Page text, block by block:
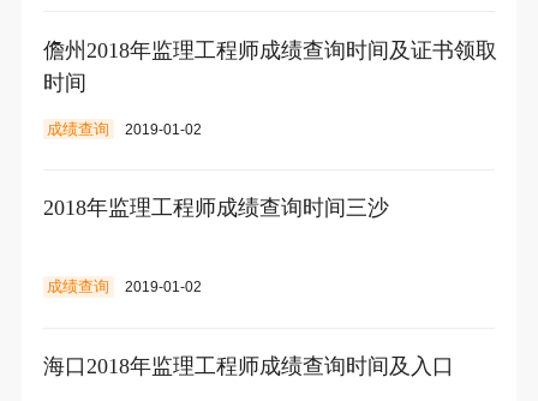
儋州2018年监理工程师成绩查询时间及证书领取
时间
成绩查询 2019-01-02
2018年监理工程师成绩查询时间三沙
成绩查询 2019-01-02
海口2018年监理工程师成绩查询时间及入口